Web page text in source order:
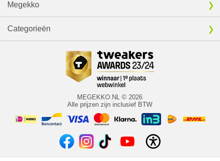
Megekko
Categorieën
MEGEKKO.NL © 2026
Alle prijzen zijn inclusief BTW